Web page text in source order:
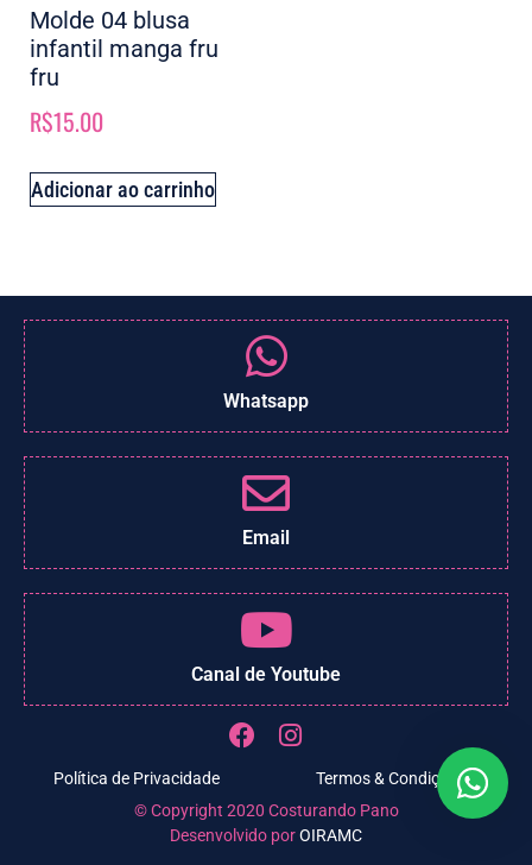
Molde 04 blusa
infantil manga fru
fru
R$15.00
Adicionar ao carrinho
Whatsapp
Email
Canal de Youtube
Política de Privacidade
Termos & Condições
© Copyright 2020 Costurando Pano
Desenvolvido porOIRAMC